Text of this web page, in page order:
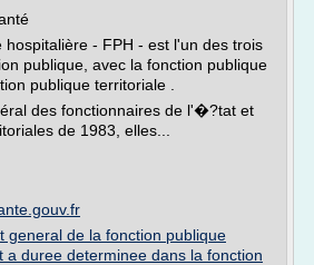
hospitalière - FPH - est l'un des trois
publique, avec la fonction publique
publique territoriale .
des fonctionnaires de l'�?tat et
de 1983, elles...
general de la fonction publique
a duree determinee dans la fonction